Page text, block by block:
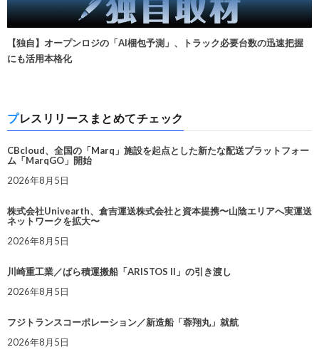
【独自】オープンロジの「AI梱包予測」、トラック必要台数の迅速把握
にも活用本格化
プレスリリースまとめてチェック
CBcloud、全国の「Marq」施設を起点とした新たな配送プラットフォー
ム「MarqGO」開始
2026年8月5日
株式会社Univearth、倉吉運送株式会社と資本提携〜山陰エリアへ実運送
ネットワークを拡大〜
2026年8月5日
川崎重工業／ばら積運搬船「ARISTOS II」の引き渡し
2026年8月5日
フジトランスコーポレーション／新造船「蓉翔丸」就航
2026年8月5日